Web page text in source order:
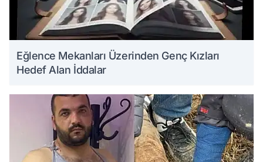
Eğlence Mekanları Üzerinden Genç Kızları
Hedef Alan İddalar